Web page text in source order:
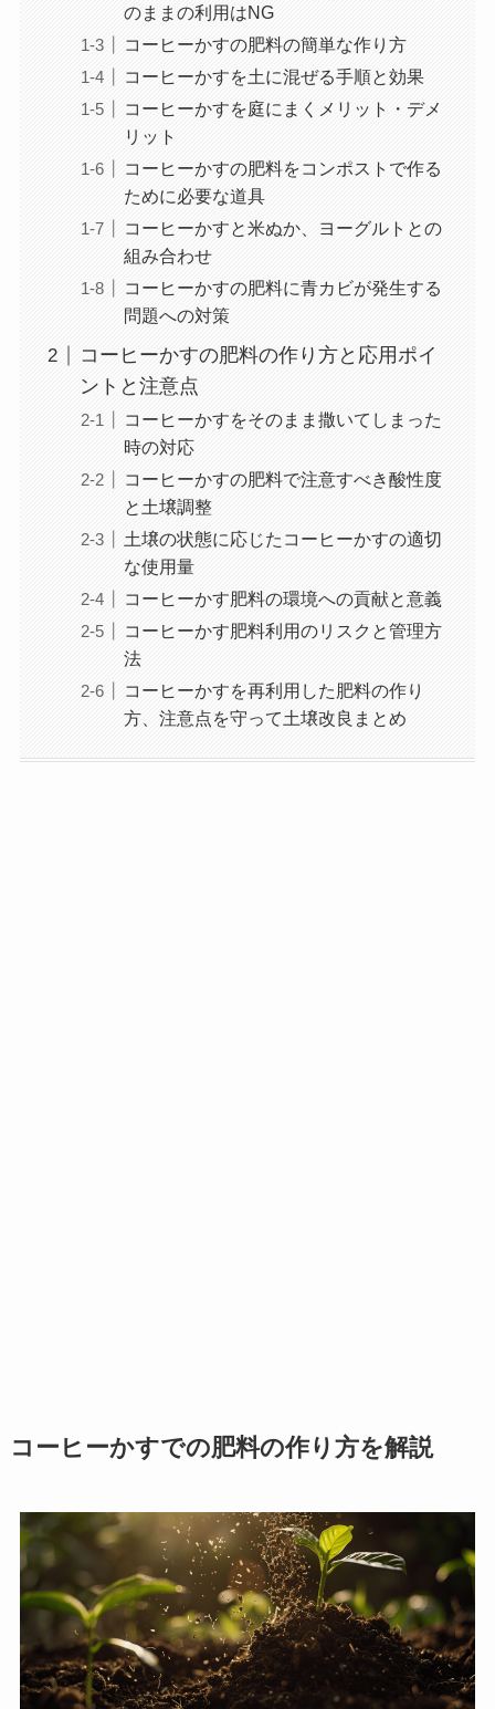
のままの利用はNG
コーヒーかすの肥料の簡単な作り方
コーヒーかすを土に混ぜる手順と効果
コーヒーかすを庭にまくメリット・デメ
リット
コーヒーかすの肥料をコンポストで作る
ために必要な道具
コーヒーかすと米ぬか、ヨーグルトとの
組み合わせ
コーヒーかすの肥料に青カビが発生する
問題への対策
コーヒーかすの肥料の作り方と応用ポイ
ントと注意点
コーヒーかすをそのまま撒いてしまった
時の対応
コーヒーかすの肥料で注意すべき酸性度
と土壌調整
土壌の状態に応じたコーヒーかすの適切
な使用量
コーヒーかす肥料の環境への貢献と意義
コーヒーかす肥料利用のリスクと管理方
法
コーヒーかすを再利用した肥料の作り
方、注意点を守って土壌改良まとめ
コーヒーかすでの肥料の作り方を解説